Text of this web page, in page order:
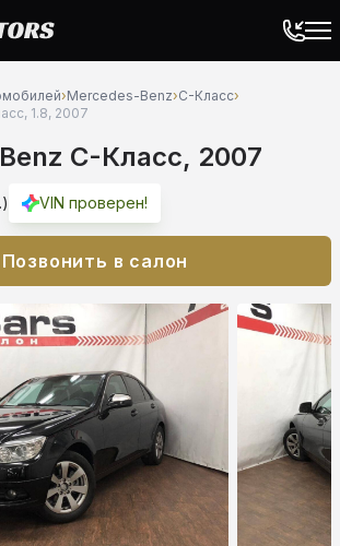
›Mercedes-Benz›C-Класс›
1.8, 2007
C-Класс, 2007
VIN проверен!
Позвонить в салон